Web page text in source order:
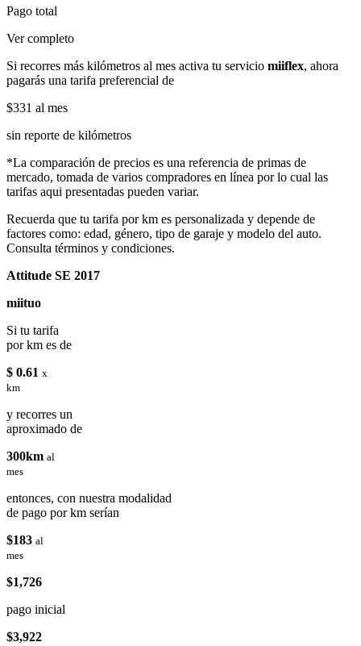
Pago total
Ver completo
Si recorres más kilómetros al mes activa tu servicio miiflex, ahora
pagarás una tarifa preferencial de
$331 al mes
sin reporte de kilómetros
*La comparación de precios es una referencia de primas de
mercado, tomada de varios compradores en línea por lo cual las
tarifas aqui presentadas pueden variar.
Recuerda que tu tarifa por km es personalizada y depende de
factores como: edad, género, tipo de garaje y modelo del auto.
Consulta términos y condiciones.
Attitude SE 2017
miituo
Si tu tarifa
por km es de
$ 0.61 x
km
y recorres un
aproximado de
300km al
mes
entonces, con nuestra modalidad
de pago por km serían
$183 al
mes
$1,726
pago inicial
$3,922